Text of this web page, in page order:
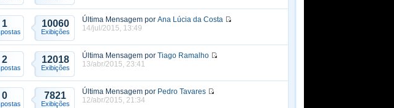
1 10060
Exibições
Última Mensagem por Ana Lúcia da Costa
14/jul/2015, 13:49
2 12018
Exibições
Última Mensagem por Tiago Ramalho
13/abr/2015, 23:41
0 7821
Exibições
Última Mensagem por Pedro Tavares
12/abr/2015, 21:34